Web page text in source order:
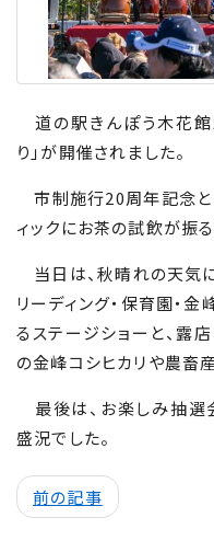
道の駅きんぽう木花館
り」が開催されました。
市制施行20周年記念
ィックにお茶の試飲が振
当日は、秋晴れの天気
リーディング・保育園・
るステージショーと、露
の金峰コシヒカリや農畜
最後は、お楽しみ抽選
盛況でした。
前の記事